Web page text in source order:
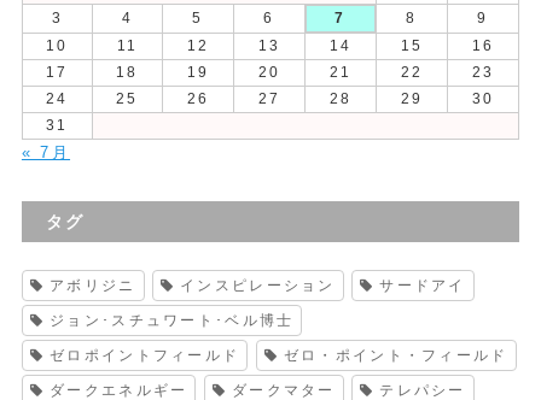
3
4 5 6 7 8
9
10
11 12 13 14 15
16
17
18 19 20 21 22
23
24
25 26 27 28 29
30
31
« 7月
タグ
アボリジニ インスピレーション サードアイ
ジョン･スチュワート･ベル博士
ゼロポイントフィールド ゼロ・ポイント・フィールド
ダークエネルギー ダークマター テレパシー